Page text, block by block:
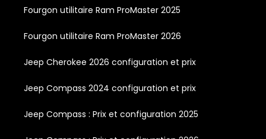
Fourgon utilitaire Ram ProMaster 2025
Fourgon utilitaire Ram ProMaster 2026
Jeep Cherokee 2026 configuration et prix
Jeep Compass 2024 configuration et prix
Jeep Compass : Prix et configuration 2025